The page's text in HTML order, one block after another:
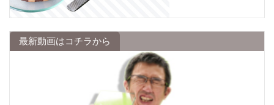
最新動画はコチラから